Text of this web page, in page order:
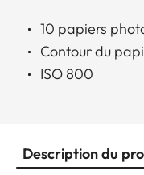
10 papiers
Contour du
ISO 800
Description du